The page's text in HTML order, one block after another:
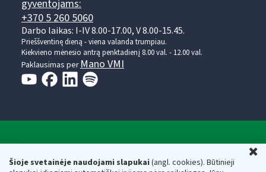
Šioje svetainėje naudojami slapukai(angl. cookies). Būtinieji
gyventojams:
+370 5 260 5060
Darbo laikas: I-IV 8.00-17.00, V 8.00-15.45.
Prieššventinę dieną - viena valanda trumpiau.
Kiekvieno mėnesio antrą penktadienį 8.00 val. - 12.00 val.
Paklausimas per Mano VMI
Respublikos finansų ministerijos